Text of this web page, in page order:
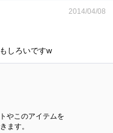
2014/04/08
しろいですw
やこのアイテムを
ます。